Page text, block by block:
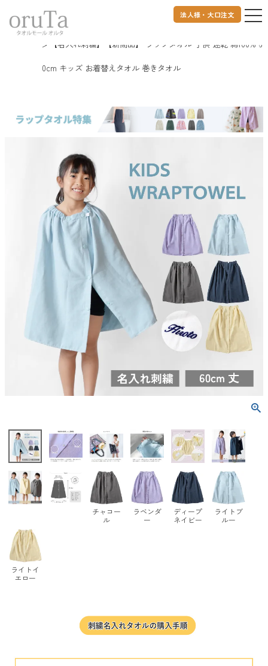
法人様・大口注文
トップページ
【名入れ刺繍】【新商品】 ラップタオル 子供 速乾 綿100% 6
0cm キッズ お着替えタオル 巻きタオル
チャコー
ル
ラベンダ
ー
ディープ
ネイビー
ライトブ
ルー
ライトイ
エロー